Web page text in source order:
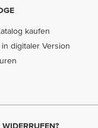
kaufen
in digitaler Version